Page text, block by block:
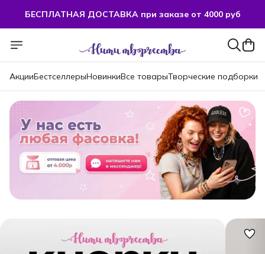
БЕСПЛАТНАЯ ДОСТАВКА при заказе от 4000 руб
АкцииБестселлерыНовинкиВсе товарыТворческие подборки